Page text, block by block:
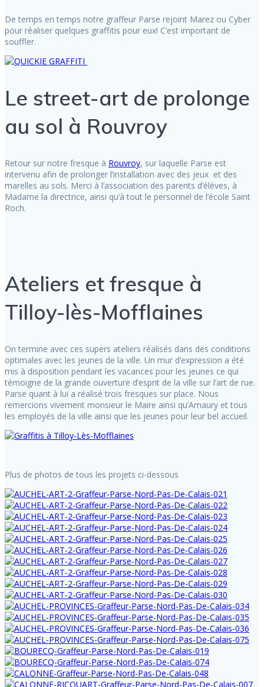
De temps en temps notre graffeur Parse rejoint Marez ou Cyber
pour réaliser quelques graffitis pour eux! C’est important de
souffler.
Le street-art de prolonge
au sol à Rouvroy
Retour sur notre fresque à Rouvroy, sur laquelle Parse est
intervenu afin de prolonger l’installation avec des jeux et des
marelles au sols. Merci à l’association des parents d’élèves, à
Madame la directrice, ainsi qu’à tout le personnel de l’école Saint
Roch.
Ateliers et fresque à
Tilloy-lès-Mofflaines
On termine avec ces supers ateliers réalisés dans des conditions
optimales avec les jeunes de la ville. Un mur d’expression a été
mis à disposition pendant les vacances pour les jeunes ce qui
témoigne de la grande ouverture d’esprit de la ville sur l’art de rue.
Parse quant à lui a réalisé trois fresques sur place. Nous
remercions vivement monsieur le Maire ainsi qu’Amaury et tous
les employés de la ville ainsi que les jeunes pour leur bel accueil.
Plus de photos de tous les projets ci-dessous